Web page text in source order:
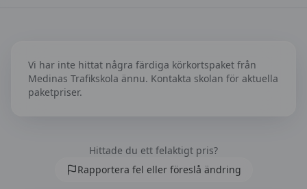
Vi har inte hittat några färdiga körkortspaket från
Medinas Trafikskola ännu. Kontakta skolan för aktuella
paketpriser.
Hittade du ett felaktigt pris?
Rapportera fel eller föreslå ändring